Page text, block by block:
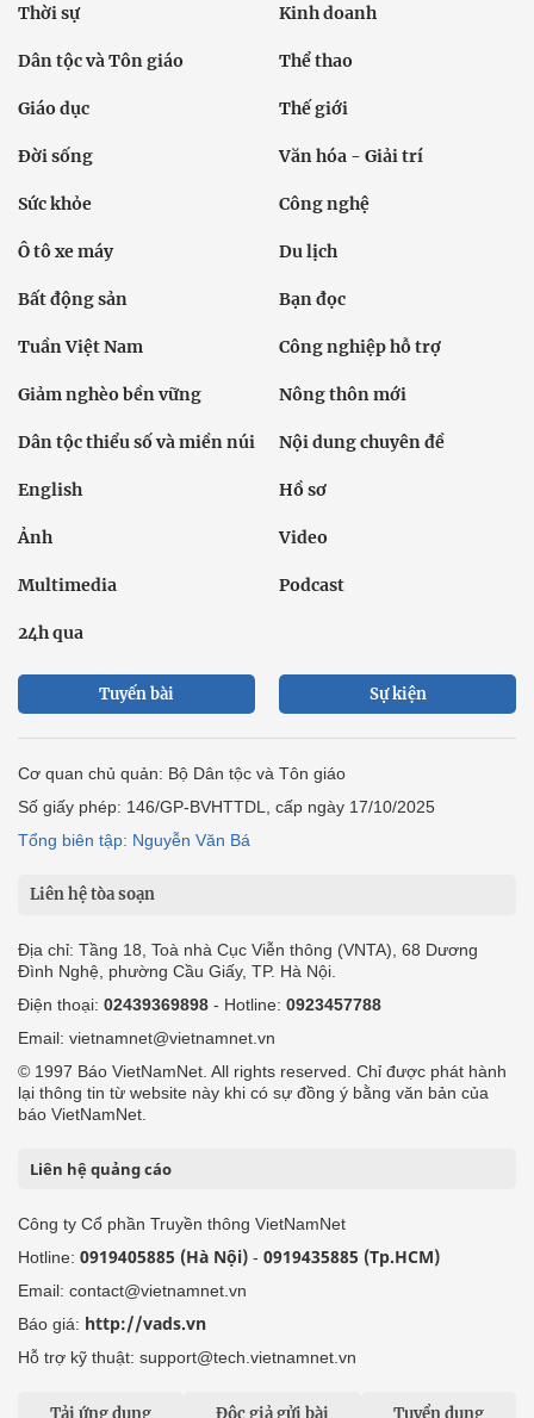
Thời sự Kinh doanh
Dân tộc và Tôn giáo Thể thao
Giáo dục Thế giới
Đời sống Văn hóa - Giải trí
Sức khỏe Công nghệ
Ô tô xe máy Du lịch
Bất động sản Bạn đọc
Tuần Việt Nam Công nghiệp hỗ trợ
Giảm nghèo bền vững Nông thôn mới
Dân tộc thiểu số và miền núi Nội dung chuyên đề
English Hồ sơ
Ảnh Video
Multimedia Podcast
24h qua
Tuyến bài Sự kiện
Cơ quan chủ quản: Bộ Dân tộc và Tôn giáo
Số giấy phép: 146/GP-BVHTTDL, cấp ngày 17/10/2025
Tổng biên tập: Nguyễn Văn Bá
Liên hệ tòa soạn
Địa chỉ: Tầng 18, Toà nhà Cục Viễn thông (VNTA), 68 Dương
Đình Nghệ, phường Cầu Giấy, TP. Hà Nội.
Điện thoại: 02439369898 - Hotline: 0923457788
Email: vietnamnet@vietnamnet.vn
© 1997 Báo VietNamNet. All rights reserved. Chỉ được phát hành
lại thông tin từ website này khi có sự đồng ý bằng văn bản của
báo VietNamNet.
Liên hệ quảng cáo
Công ty Cổ phần Truyền thông VietNamNet
Hotline: 0919405885 (Hà Nội) - 0919435885 (Tp.HCM)
Email: contact@vietnamnet.vn
Báo giá: http://vads.vn
Hỗ trợ kỹ thuật: support@tech.vietnamnet.vn